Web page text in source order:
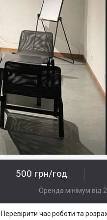
500 грн/год
Оренда мінімум від
Перевірити час роботи та